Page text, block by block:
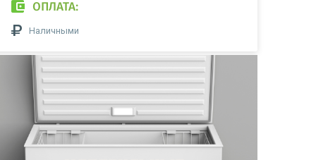
ОПЛАТА:
Наличными